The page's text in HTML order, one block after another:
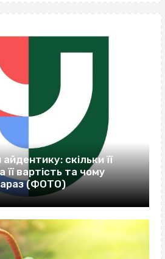
скільки її
вартість та чому
(ФОТО)